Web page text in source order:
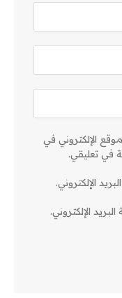
الإلكتروني في
في تعليقي.
الإلكتروني.
الإلكتروني.